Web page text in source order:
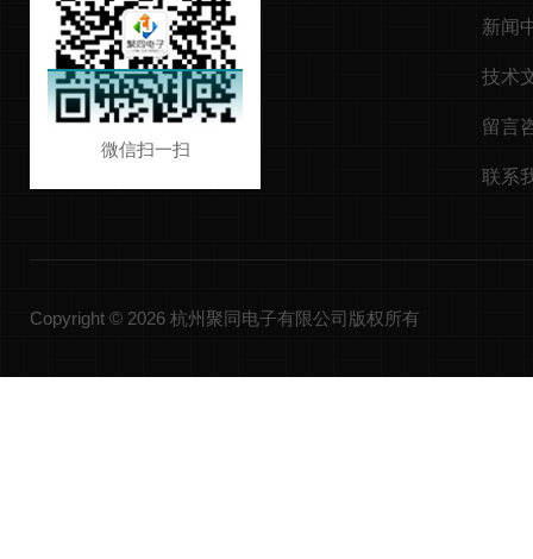
微信扫一扫
新闻
技术
留言
联系
Copyright © 2026 杭州聚同电子有限公司版权所有